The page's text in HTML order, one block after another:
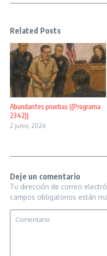
Related Posts
Abundantes pruebas ((Programa
2342))
2 junio, 2026
Deje un comentario
Tu dirección de correo
campos obligatorios están